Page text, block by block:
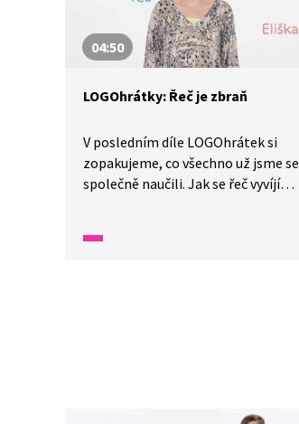
04:50
LOGOhrátky: Řeč je zbraň
V posledním díle LOGOhrátek si
zopakujeme, co všechno už jsme se
společně naučili. Jak se řeč vyvíjí
si zahrajeme tichou poštu!